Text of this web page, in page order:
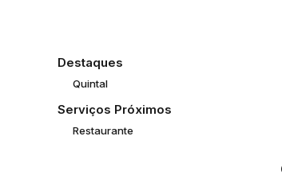
Destaques
Quintal
Serviços Próximos
Restaurante